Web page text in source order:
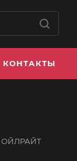
КОНТАКТЫ
ОЙЛРАЙТ